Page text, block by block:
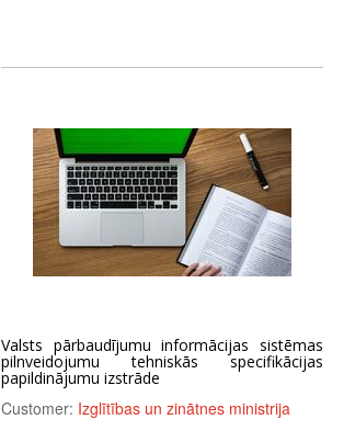
Valsts pārbaudījumu informācijas sistēmas
pilnveidojumu tehniskās specifikācijas
papildinājumu izstrāde
Customer: Izglītības un zinātnes ministrija